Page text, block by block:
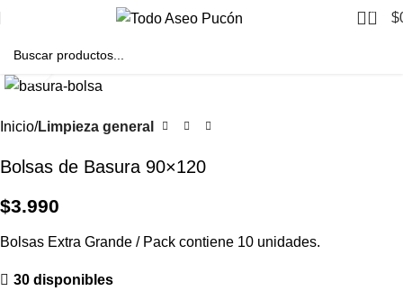
0 $
Clic para agrandar
Inicio Limpieza general
Bolsas de Basura 90×120
$3.990
Bolsas Extra Grande / Pack contiene 10 unidades.
30 disponibles